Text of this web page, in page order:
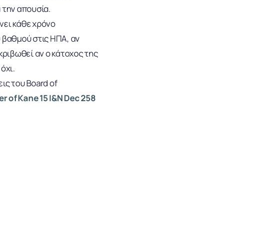
απουσία.
κάθε χρόνο
βαθμού στις ΗΠΑ, αν
αν ο κάτοχος της
του Board of
of Kane 15 I&N Dec 258